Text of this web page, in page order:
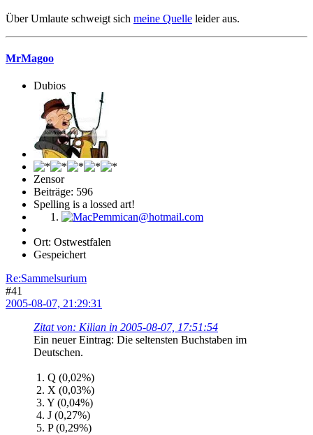
Über Umlaute schweigt sich meine Quelle leider aus.
MrMagoo
Dubios
Zensor
Beiträge: 596
Spelling is a lossed art!
Ort: Ostwestfalen
Gespeichert
Re:Sammelsurium
#41
2005-08-07, 21:29:31
Zitat von: Kilian in 2005-08-07, 17:51:54
Ein neuer Eintrag: Die seltensten Buchstaben im
Deutschen.
1. Q (0,02%)
2. X (0,03%)
3. Y (0,04%)
4. J (0,27%)
5. P (0,29%)